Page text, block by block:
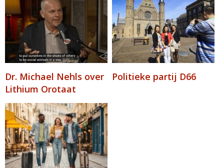
Dr. Michael Nehls over
Lithium Orotaat
Politieke partij D66